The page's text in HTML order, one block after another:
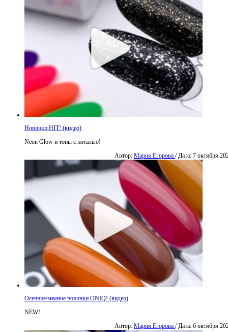
Новинки HIT! (видео)
Neon Glow и топы с поталью!
Автор: Мария Егорова / Дата: 7 октября
Осенние/зимние новинки ONIQ! (видео)
NEW!
Автор: Мария Егорова / Дата: 6 октября